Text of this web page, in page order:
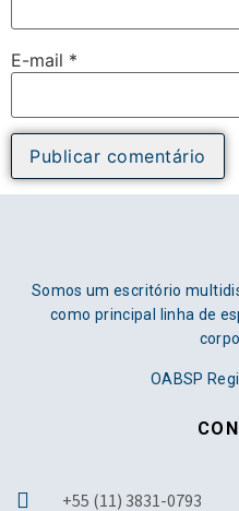
E-mail *
Somos um escritório
como principal linha de
OABSP
+55 (11) 3831-0793